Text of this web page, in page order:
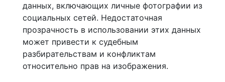
данных, включающих личные фотографии из
социальных сетей. Недостаточная
прозрачность в использовании этих данных
может привести к судебным
разбирательствам и конфликтам
относительно прав на изображения.